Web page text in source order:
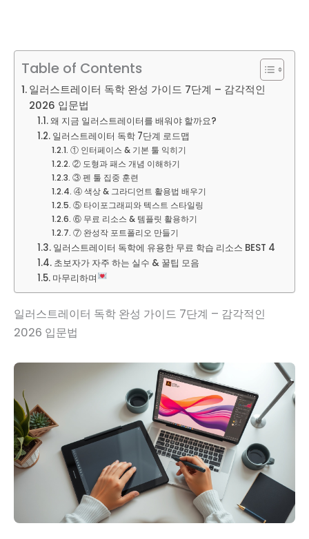
Table of Contents
일러스트레이터 독학 완성 가이드 7단계 – 감각적인
2026 입문법
왜 지금 일러스트레이터를 배워야 할까요?
일러스트레이터 독학 7단계 로드맵
① 인터페이스 & 기본 툴 익히기
② 도형과 패스 개념 이해하기
③ 펜 툴 집중 훈련
④ 색상 & 그라디언트 활용법 배우기
⑤ 타이포그래피와 텍스트 스타일링
⑥ 무료 리소스 & 템플릿 활용하기
⑦ 완성작 포트폴리오 만들기
일러스트레이터 독학에 유용한 무료 학습 리소스 BEST 4
초보자가 자주 하는 실수 & 꿀팁 모음
마무리하며
일러스트레이터 독학 완성 가이드 7단계 – 감각적인
2026 입문법